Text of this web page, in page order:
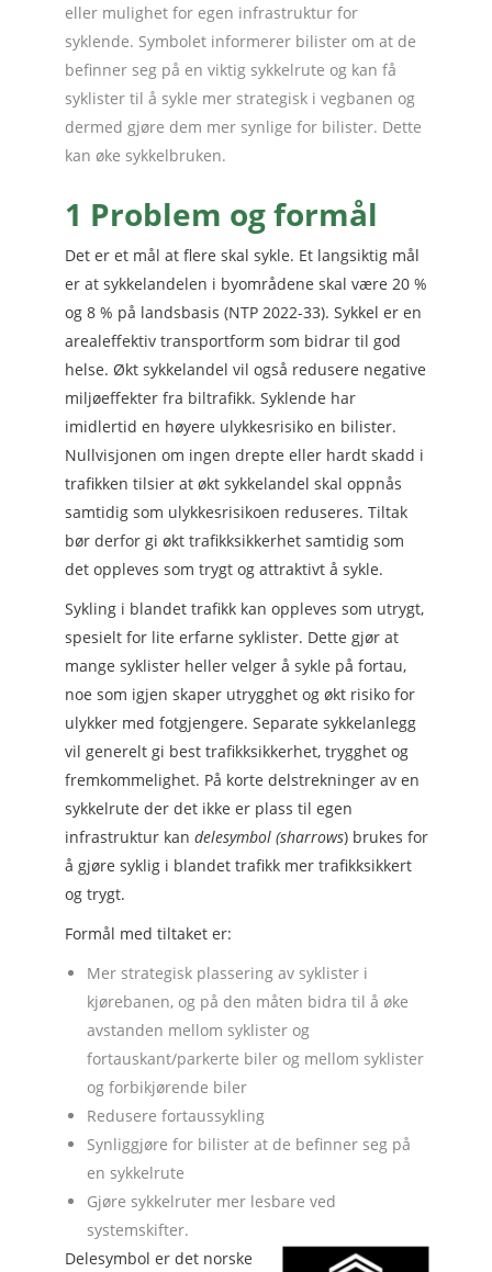
eller mulighet for egen infrastruktur for
syklende. Symbolet informerer bilister om at de
befinner seg på en viktig sykkelrute og kan få
syklister til å sykle mer strategisk i vegbanen og
dermed gjøre dem mer synlige for bilister. Dette
kan øke sykkelbruken.
1 Problem og formål
Det er et mål at flere skal sykle. Et langsiktig mål
er at sykkelandelen i byområdene skal være 20 %
og 8 % på landsbasis (NTP 2022-33). Sykkel er en
arealeffektiv transportform som bidrar til god
helse. Økt sykkelandel vil også redusere negative
miljøeffekter fra biltrafikk. Syklende har
imidlertid en høyere ulykkesrisiko en bilister.
Nullvisjonen om ingen drepte eller hardt skadd i
trafikken tilsier at økt sykkelandel skal oppnås
samtidig som ulykkesrisikoen reduseres. Tiltak
bør derfor gi økt trafikksikkerhet samtidig som
det oppleves som trygt og attraktivt å sykle.
Sykling i blandet trafikk kan oppleves som utrygt,
spesielt for lite erfarne syklister. Dette gjør at
mange syklister heller velger å sykle på fortau,
noe som igjen skaper utrygghet og økt risiko for
ulykker med fotgjengere. Separate sykkelanlegg
vil generelt gi best trafikksikkerhet, trygghet og
fremkommelighet. På korte delstrekninger av en
sykkelrute der det ikke er plass til egen
infrastruktur kan delesymbol (sharrows) brukes for
å gjøre syklig i blandet trafikk mer trafikksikkert
og trygt.
Formål med tiltaket er:
Mer strategisk plassering av syklister i
kjørebanen, og på den måten bidra til å øke
avstanden mellom syklister og
fortauskant/parkerte biler og mellom syklister
og forbikjørende biler
Redusere fortaussykling
Synliggjøre for bilister at de befinner seg på
en sykkelrute
Gjøre sykkelruter mer lesbare ved
systemskifter.
Delesymbol er det norske